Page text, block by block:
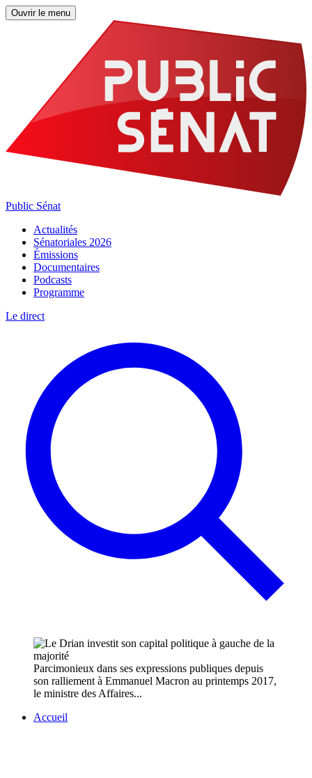
Ouvrir le menu
Public Sénat
Actualités
Sénatoriales 2026
Émissions
Documentaires
Podcasts
Programme
Le direct
Parcimonieux dans ses expressions publiques depuis
son ralliement à Emmanuel Macron au printemps 2017,
le ministre des Affaires...
Accueil